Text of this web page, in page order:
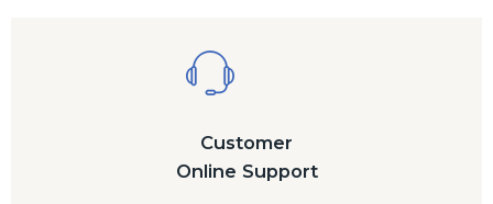
Customer
Online Support